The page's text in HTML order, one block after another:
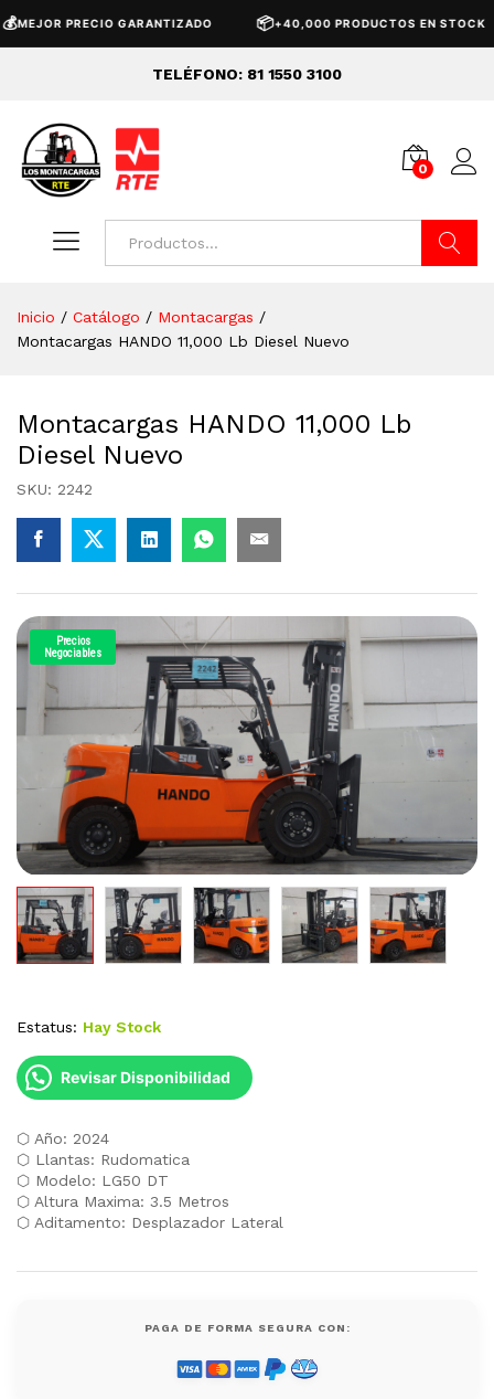
PRECIO GARANTIZADO +40,000 PRODUCTOS EN STOCK
TELÉFONO: 81 1550 3100
0
Inicio / Catálogo / Montacargas /
Montacargas HANDO 11,000 Lb Diesel Nuevo
Montacargas HANDO 11,000 Lb
Diesel Nuevo
SKU: 2242
Precios
Negociables
Estatus: Hay Stock
Revisar Disponibilidad
⬡ Año: 2024
⬡ Llantas: Rudomatica
⬡ Modelo: LG50 DT
⬡ Altura Maxima: 3.5 Metros
⬡ Aditamento: Desplazador Lateral
PAGA DE FORMA SEGURA CON: